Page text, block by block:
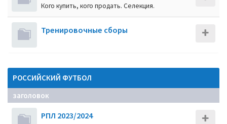
Кого купить, кого продать. Селекция.
Тренировочные сборы
РОССИЙСКИЙ ФУТБОЛ
заголовок
РПЛ 2023/2024